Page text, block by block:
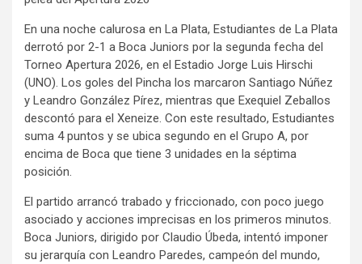
En una noche calurosa en La Plata, Estudiantes de La Plata
derrotó por 2-1 a Boca Juniors por la segunda fecha del
Torneo Apertura 2026, en el Estadio Jorge Luis Hirschi
(UNO). Los goles del Pincha los marcaron Santiago Núñez
y Leandro González Pírez, mientras que Exequiel Zeballos
descontó para el Xeneize. Con este resultado, Estudiantes
suma 4 puntos y se ubica segundo en el Grupo A, por
encima de Boca que tiene 3 unidades en la séptima
posición.
El partido arrancó trabado y friccionado, con poco juego
asociado y acciones imprecisas en los primeros minutos.
Boca Juniors, dirigido por Claudio Úbeda, intentó imponer
su jerarquía con Leandro Paredes, campeón del mundo,